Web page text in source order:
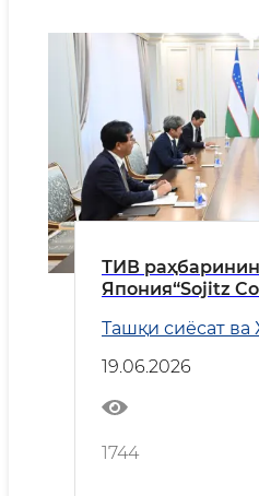
ТИВ
Япония“Sojitz
билан учрашуви
Ташқи сиёсат ва
19.06.2026
1744